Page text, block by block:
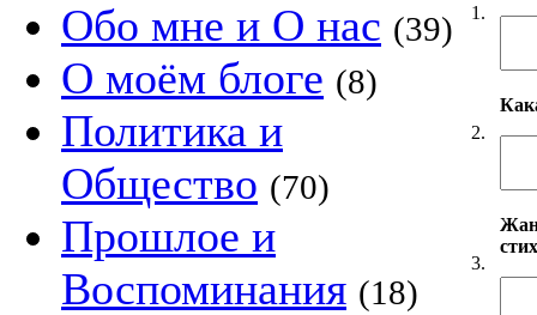
Обо мне и О нас (39)
О моём блоге (8)
Политика и
Общество (70)
Прошлое и
Воспоминания (18)
1.
2.
3.